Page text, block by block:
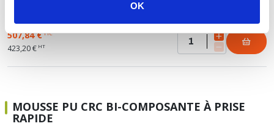
OK
Mousse polyuréthane CRC coupe-feu 2en1 - 12
cartouches de 1000ml
507,84 €TTC
423,20 € HT
MOUSSE PU CRC BI-COMPOSANTE À PRISE
RAPIDE